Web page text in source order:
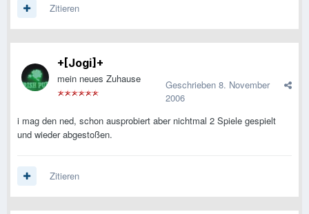
Zitieren
+[Jogi]+
mein neues Zuhause Geschrieben 8. November
2006
i mag den ned, schon ausprobiert aber nichtmal 2 Spiele gespielt
und wieder abgestoßen.
Zitieren